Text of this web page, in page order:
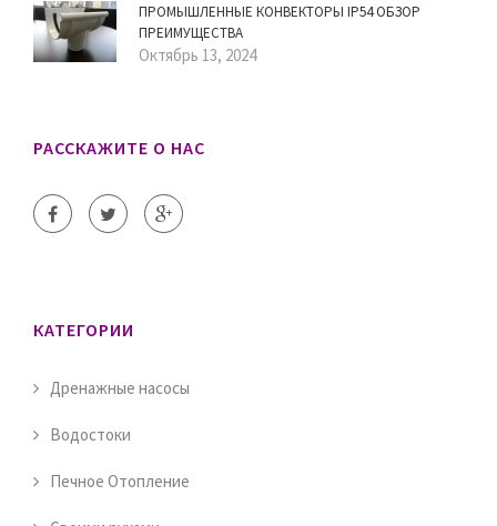
ПРОМЫШЛЕННЫЕ КОНВЕКТОРЫ IP54 ОБЗОР
ПРЕИМУЩЕСТВА
Октябрь 13, 2024
РАССКАЖИТЕ О НАС
КАТЕГОРИИ
Дренажные насосы
Водостоки
Печное Отопление